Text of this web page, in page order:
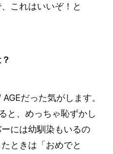
これはいいぞ！と
だった気がします。
と、めっちゃ恥ずかし
には幼馴染もいるの
ときは「おめでと